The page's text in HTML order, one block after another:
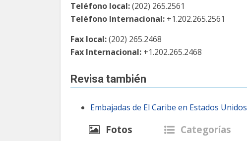
Teléfono local:(202) 265.2561
Teléfono Internacional: +1.202.265.2561
Fax local:(202) 265.2468
Fax Internacional: +1.202.265.2468
Revisa también
Embajadas de El Caribe en Estados Unidos
Fotos Categorías